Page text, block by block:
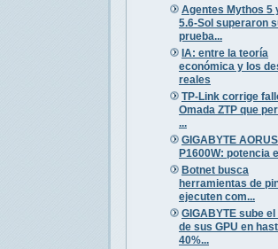
Agentes Mythos 5
5.6-Sol superaron
prueba...
IA: entre la teoría
económica y los
reales
TP-Link corrige
Omada ZTP que
...
GIGABYTE AORUS
P1600W: potencia
Botnet busca
herramientas de
ejecuten com...
GIGABYTE sube
de sus GPU en
40%...